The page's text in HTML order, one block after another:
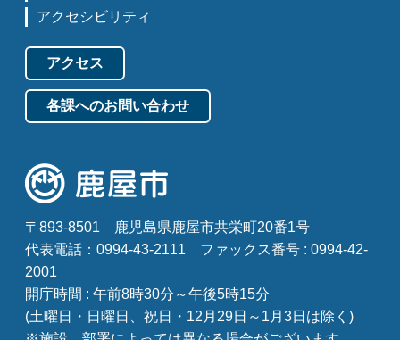
アクセシビリティ
アクセス
各課へのお問い合わせ
〒893-8501
鹿児島県鹿屋市共栄町20番1号
代表電話：0994-43-2111
ファックス番号 : 0994-42-
2001
開庁時間 : 午前8時30分～午後5時15分
(土曜日・日曜日、祝日・12月29日～1月3日は除く)